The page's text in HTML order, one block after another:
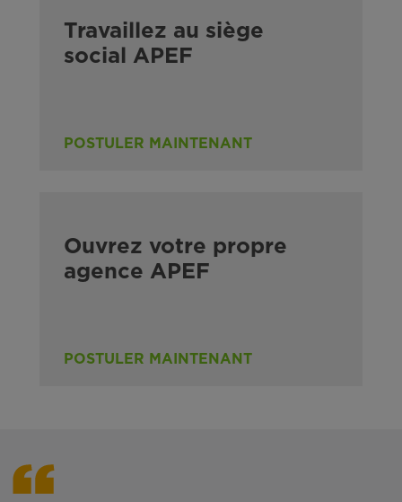
Travaillez au siège
social APEF
POSTULER MAINTENANT
Ouvrez votre propre
agence APEF
POSTULER MAINTENANT